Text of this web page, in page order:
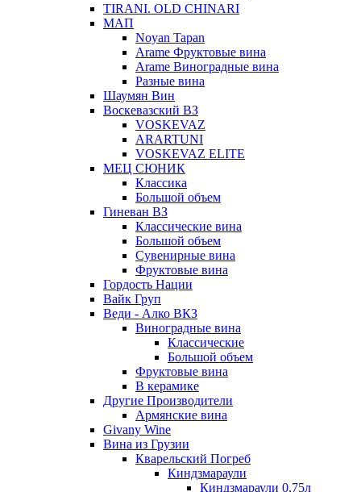
TIRANI. OLD CHINARI
МАП
Noyan Tapan
Arame Фруктовые вина
Arame Виноградные вина
Разные вина
Шаумян Вин
Воскевазский ВЗ
VOSKEVAZ
ARARTUNI
VOSKEVAZ ELITE
МЕЦ СЮНИК
Классика
Большой объем
Гиневан ВЗ
Классические вина
Большой объем
Сувенирные вина
Фруктовые вина
Гордость Нации
Вайк Груп
Веди - Алко ВКЗ
Виноградные вина
Классические
Большой объем
Фруктовые вина
В керамике
Другие Производители
Армянские вина
Givany Wine
Вина из Грузии
Кварельский Погреб
Киндзмараули
Киндзмараули 0,75л